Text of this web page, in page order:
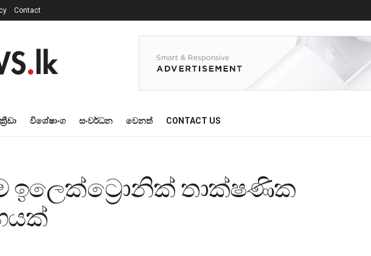
Contact
ක්‍රීඩා විශේෂාංග සංවර්ධන වෙනත් CONTACT US
ඉලෙක්ට්‍රොනික් තාක්ෂණික